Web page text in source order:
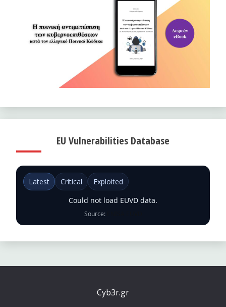
EU Vulnerabilities Database
Latest Critical
Exploited
Could not load EUVD data.
Source:
Cyb3r.gr